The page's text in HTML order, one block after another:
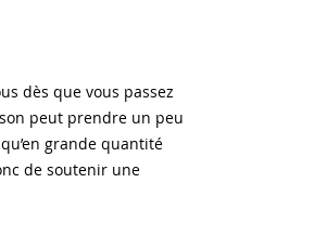
dès que vous passez
peut prendre un peu
grande quantité
de soutenir une